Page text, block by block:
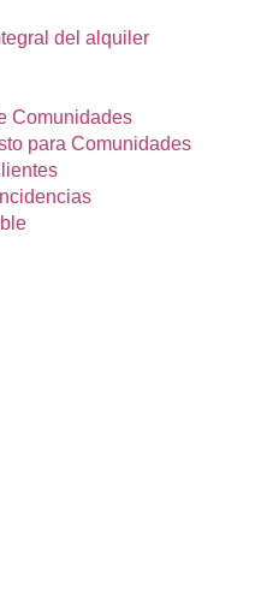
del alquiler
Comunidades
para Comunidades